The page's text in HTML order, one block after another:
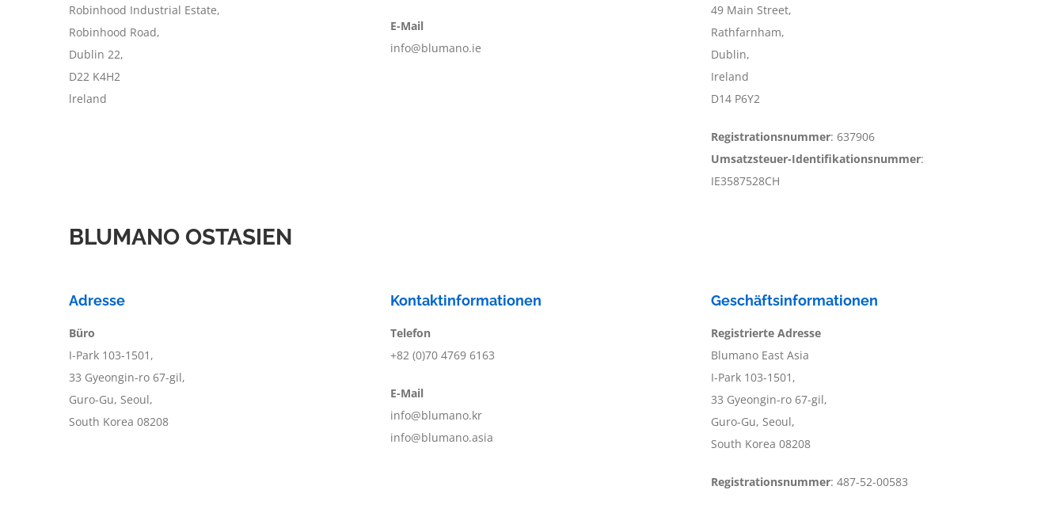
Robinhood Industrial Estate,
Robinhood Road,
Dublin 22,
D22 K4H2
lreland
E-Mail
info@blumano.ie
49 Main Street,
Rathfarnham,
Dublin,
Ireland
D14 P6Y2
Registrationsnummer: 637906
Umsatzsteuer-Identifikationsnummer:
IE3587528CH
BLUMANO OSTASIEN
Adresse
Büro
I-Park 103-1501,
33 Gyeongin-ro 67-gil,
Guro-Gu, Seoul,
South Korea 08208
Kontaktinformationen
Telefon
+82 (0)70 4769 6163
E-Mail
info@blumano.kr
info@blumano.asia
Geschäftsinformationen
Registrierte Adresse
Blumano East Asia
I-Park 103-1501,
33 Gyeongin-ro 67-gil,
Guro-Gu, Seoul,
South Korea 08208
Registrationsnummer: 487-52-00583